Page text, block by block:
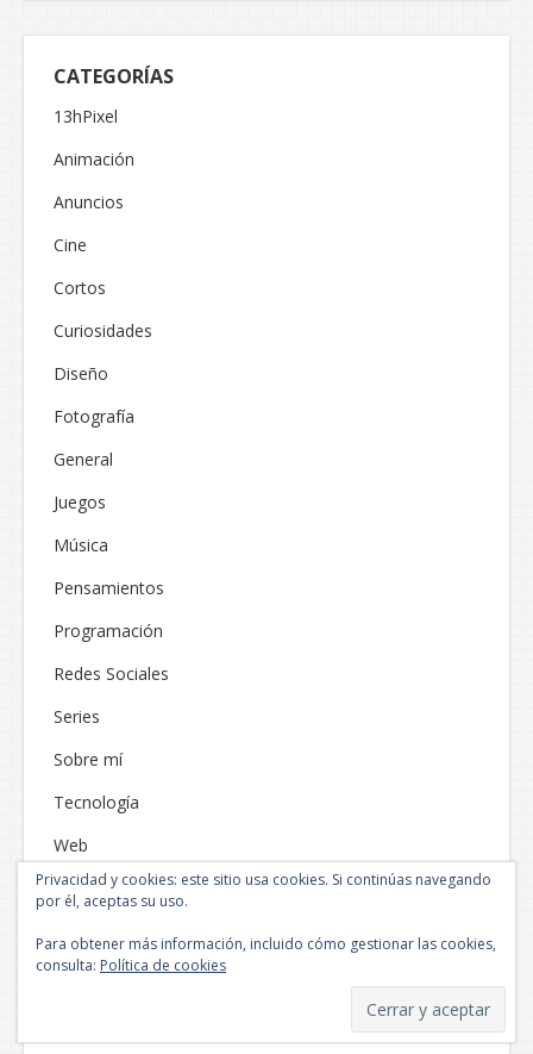
CATEGORÍAS
13hPixel
Animación
Anuncios
Cine
Cortos
Curiosidades
Diseño
Fotografía
General
Juegos
Música
Pensamientos
Programación
Redes Sociales
Series
Sobre mí
Tecnología
Web
Tema: Neblue por
Privacidad y cookies: este sitio usa cookies. Si continúas navegando
por él, aceptas su uso.
Para obtener más información, incluido cómo gestionar las cookies,
consulta: Política de cookies